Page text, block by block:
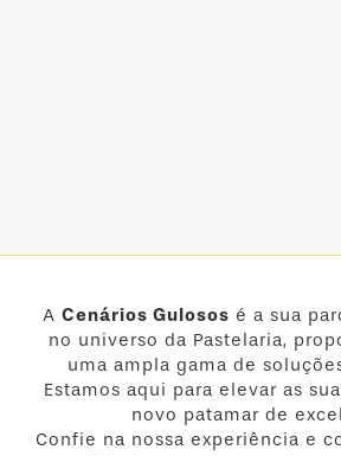
A Cenários Gulosos é a sua
no universo da Pastelaria,
uma ampla gama de
Estamos aqui para elevar as
novo patamar de
Confie na nossa experiência e